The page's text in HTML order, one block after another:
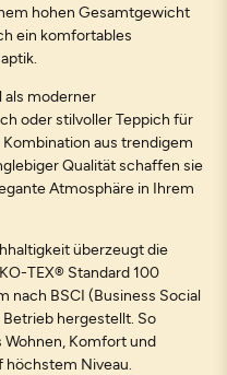
hohen Gesamtgewicht
ein komfortables
als moderner
oder stilvoller Teppich für
aus trendigem
Qualität schaffen sie
Atmosphäre in Ihrem
überzeugt die
TEX® Standard 100
nach BSCI (Business Social
hergestellt. So
Komfort und
Niveau.